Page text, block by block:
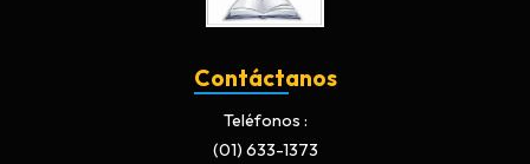
Contáctanos
Teléfonos
(01) 633-1373